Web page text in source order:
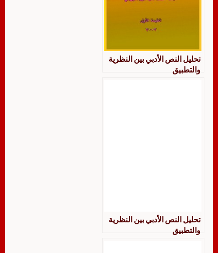
تحليل النص الأدبي بين النظرية
والتطبيق
تحليل النص الأدبي بين النظرية
والتطبيق